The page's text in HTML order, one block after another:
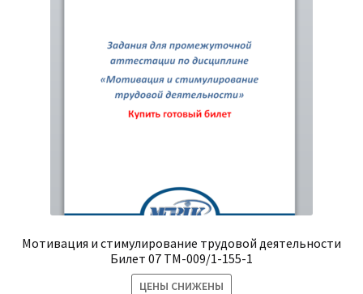
Мотивация и стимулирование трудовой деятельности
Билет 07 ТМ-009/1-155-1
ЦЕНЫ СНИЖЕНЫ